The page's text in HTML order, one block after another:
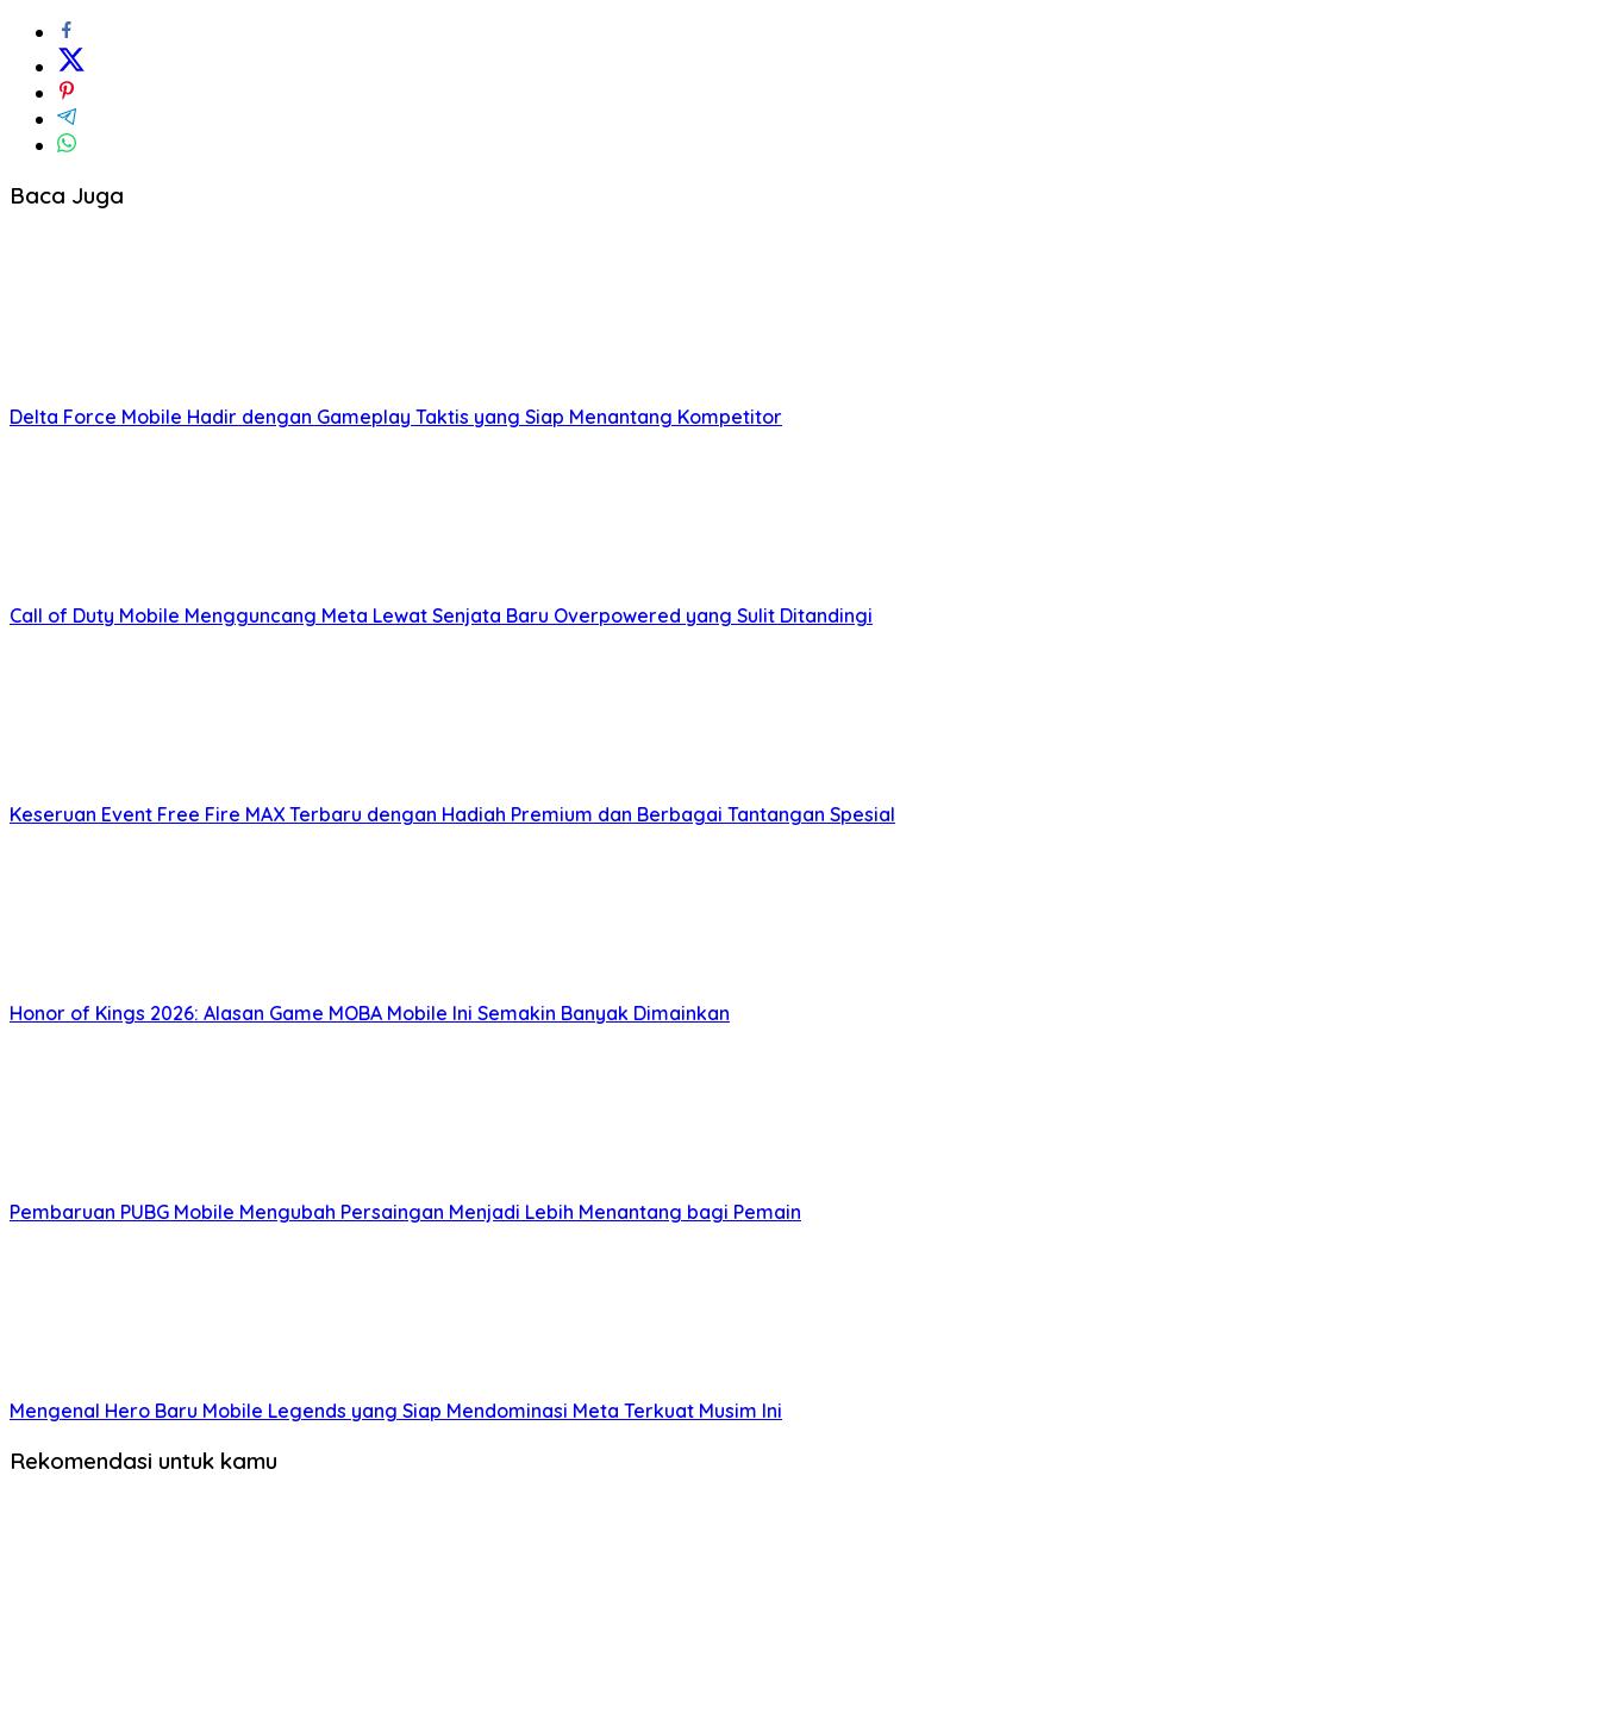
Baca Juga
Delta Force Mobile Hadir dengan Gameplay Taktis yang Siap Menantang Kompetitor
Call of Duty Mobile Mengguncang Meta Lewat Senjata Baru Overpowered yang Sulit Ditandingi
Keseruan Event Free Fire MAX Terbaru dengan Hadiah Premium dan Berbagai Tantangan Spesial
Honor of Kings 2026: Alasan Game MOBA Mobile Ini Semakin Banyak Dimainkan
Pembaruan PUBG Mobile Mengubah Persaingan Menjadi Lebih Menantang bagi Pemain
Mengenal Hero Baru Mobile Legends yang Siap Mendominasi Meta Terkuat Musim Ini
Rekomendasi untuk kamu